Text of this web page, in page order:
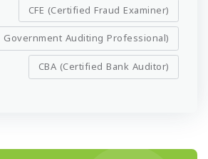
CFE (Certified Fraud Examiner)
Government Auditing Professional)
CBA (Certified Bank Auditor)